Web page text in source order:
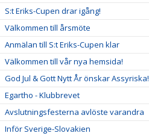
S:t Eriks-Cupen drar igång!
Välkommen till årsmöte
Anmälan till S:t Eriks-Cupen klar
Välkommen till vår nya hemsida!
God Jul & Gott Nytt År önskar Assyriska!
Egartho - Klubbrevet
Avslutningsfesterna avlöste varandra
Inför Sverige-Slovakien